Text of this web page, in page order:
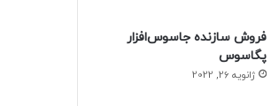
فروش سازنده جاسوس‌افزار
پگاسوس
ژانویه 26, 2022